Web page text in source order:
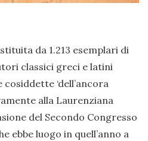
da 1.213 esemplari di
classici greci e latini
‘dell’ancora
alla Laurenziana
del Secondo Congresso
ebbe luogo in quell’anno a